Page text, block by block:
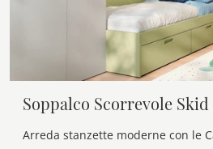
Soppalco Scorrevole Skid